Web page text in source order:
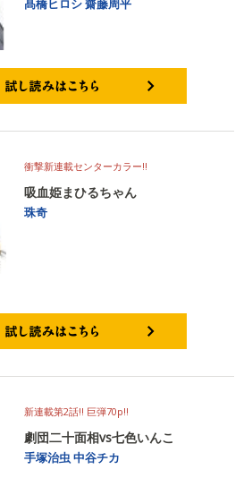
髙橋ヒロシ齋藤周平
衝撃新連載センターカラー!!
吸血姫まひるちゃん
珠奇
新連載第2話!! 巨弾70p!!
劇団二十面相vs七色いんこ
手塚治虫中谷チカ